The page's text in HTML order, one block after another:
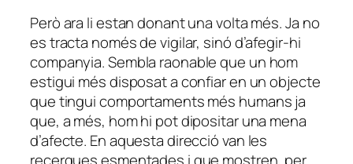
Però ara li estan donant una volta més. Ja no
es tracta només de vigilar, sinó d’afegir-hi
companyia. Sembla raonable que un hom
estigui més disposat a confiar en un objecte
que tingui comportaments més humans ja
que, a més, hom hi pot dipositar una mena
d’afecte. En aquesta direcció van les